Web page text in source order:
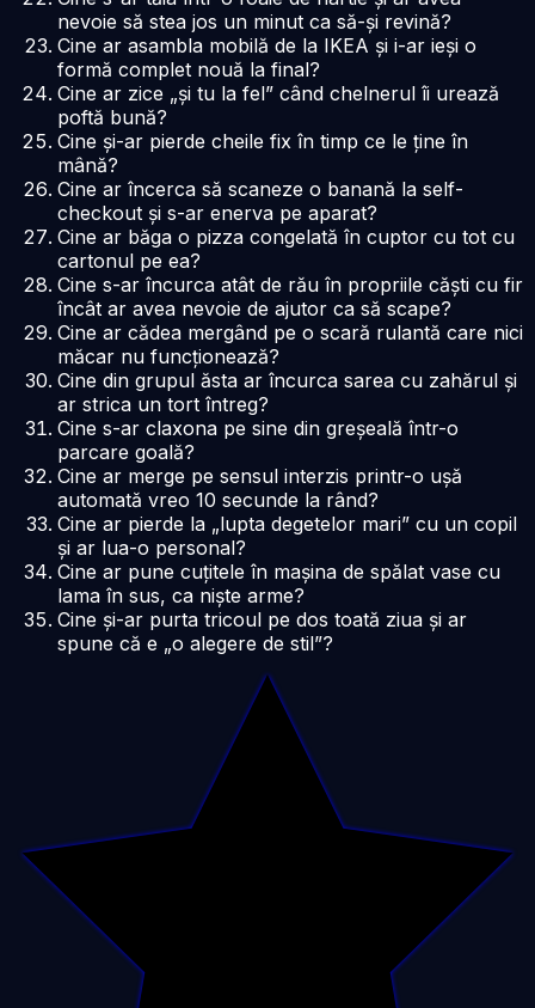
nevoie să stea jos un minut ca să-și revină?
Cine ar asambla mobilă de la IKEA și i-ar ieși o
formă complet nouă la final?
Cine ar zice „și tu la fel” când chelnerul îi urează
poftă bună?
Cine și-ar pierde cheile fix în timp ce le ține în
mână?
Cine ar încerca să scaneze o banană la self-
checkout și s-ar enerva pe aparat?
Cine ar băga o pizza congelată în cuptor cu tot cu
cartonul pe ea?
Cine s-ar încurca atât de rău în propriile căști cu fir
încât ar avea nevoie de ajutor ca să scape?
Cine ar cădea mergând pe o scară rulantă care nici
măcar nu funcționează?
Cine din grupul ăsta ar încurca sarea cu zahărul și
ar strica un tort întreg?
Cine s-ar claxona pe sine din greșeală într-o
parcare goală?
Cine ar merge pe sensul interzis printr-o ușă
automată vreo 10 secunde la rând?
Cine ar pierde la „lupta degetelor mari” cu un copil
și ar lua-o personal?
Cine ar pune cuțitele în mașina de spălat vase cu
lama în sus, ca niște arme?
Cine și-ar purta tricoul pe dos toată ziua și ar
spune că e „o alegere de stil”?